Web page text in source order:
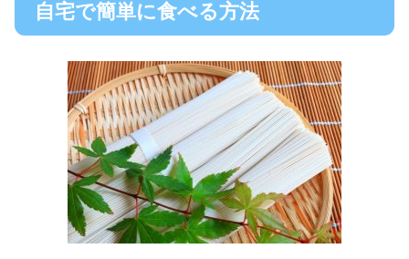
自宅で簡単に食べる方法